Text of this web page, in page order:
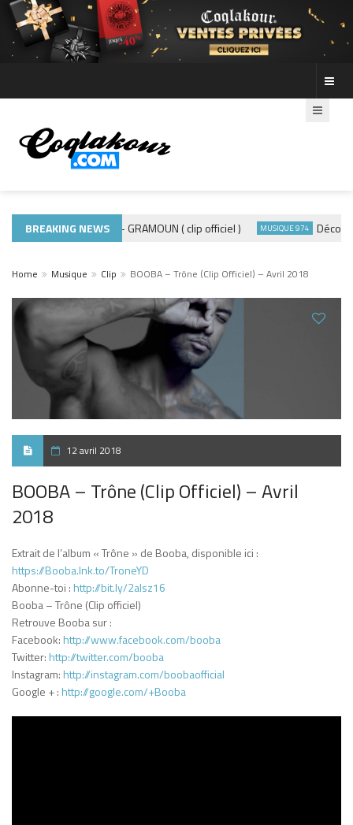
BREAKING NEWS
MUSIQUE 974 ADE440 – GRAMOUN ( clip officiel ) MUSIQUE 974 Découvre
Home Musique Clip BOOBA – Trône (Clip Officiel) – Avril 2018
12 avril 2018
BOOBA – Trône (Clip Officiel) – Avril
2018
Extrait de l’album « Trône » de Booba, disponible ici :
https://Booba.lnk.to/TroneYD
Abonne-toi : http://bit.ly/2aIsz16
Booba – Trône (Clip officiel)
Retrouve Booba sur :
Facebook: http://www.facebook.com/booba
Twitter: http://twitter.com/booba
Instagram: http://instagram.com/boobaofficial
Google + : http://google.com/+Booba